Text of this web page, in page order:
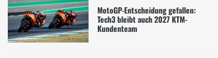
MotoGP-Entscheidung gefallen:
Tech3 bleibt auch 2027 KTM-
Kundenteam